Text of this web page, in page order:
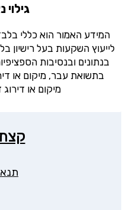
גילוי
המידע האמור הוא כללי
לייעוץ השקעות בעל רישיון
בנתונים ובנסיבות
בתשואת עבר, מיקום או
מיקום או